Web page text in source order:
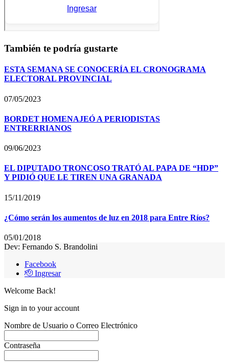
También te podría gustarte
ESTA SEMANA SE CONOCERÍA EL CRONOGRAMA
ELECTORAL PROVINCIAL
07/05/2023
BORDET HOMENAJEÓ A PERIODISTAS
ENTRERRIANOS
09/06/2023
EL DIPUTADO TRONCOSO TRATÓ AL PAPA DE “HDP”
Y PIDIÓ QUE LE TIREN UNA GRANADA
15/11/2019
¿Cómo serán los aumentos de luz en 2018 para Entre Ríos?
05/01/2018
Dev: Fernando S. Brandolini
Facebook
🫡 Ingresar
Welcome Back!
Sign in to your account
Nombre de Usuario o Correo Electrónico
Contraseña